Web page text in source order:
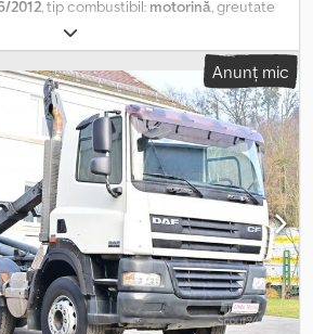
2012, tip combustibil: motorină, greutate
ax:2 axe
de emisii:Euro 5, Dotări:ABS, aer
de stabilitate (ESP), încălzitor
SC Platformă joasă Prima înmatriculare:
km Transmisie automată 4x2 Frână
ABS Aer condiționat Încălzire auxiliară Pilot
2 rezervoare Blocare diferențial
față 315/60 R22.5, adâncime profil
Tsrf Anvelope spate 295/60 R22.5,
de service.
Anunț mic